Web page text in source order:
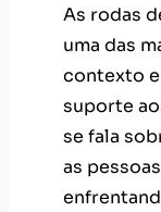
As rodas
uma das
contexto
suporte
se fala
as